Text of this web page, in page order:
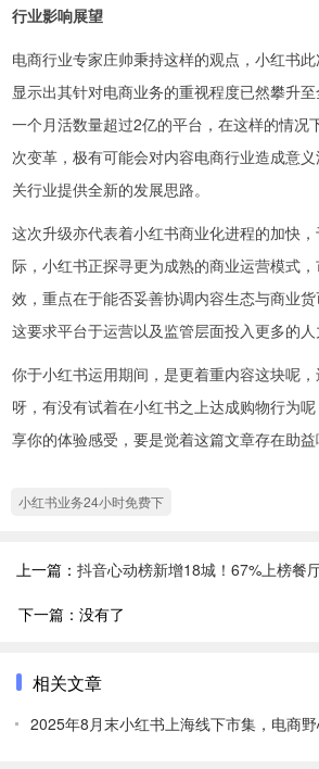
行业影响展望
电商行业专家庄帅秉持这样的观点，小红书
显示出其针对电商业务的重视程度已然攀升
一个月活数量超过2亿的平台，在这样的情况
次变革，极有可能会对内容电商行业造成意
关行业提供全新的发展思路。
这次升级亦代表着小红书商业化进程的加快
际，小红书正探寻更为成熟的商业运营模式
效，重点在于能否妥善协调内容生态与商业
这要求平台于运营以及监管层面投入更多的人
你于小红书运用期间，是更着重内容这块呢
呀，有没有试着在小红书之上达成购物行为
享你的体验感受，要是觉着这篇文章存在助
小红书业务24小时免费下
上一篇： 抖音心动榜新增18城！67%上榜餐
下一篇：没有了
相关文章